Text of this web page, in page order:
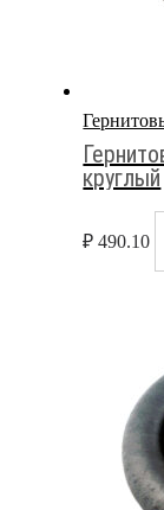
круглый
₽ 490.10